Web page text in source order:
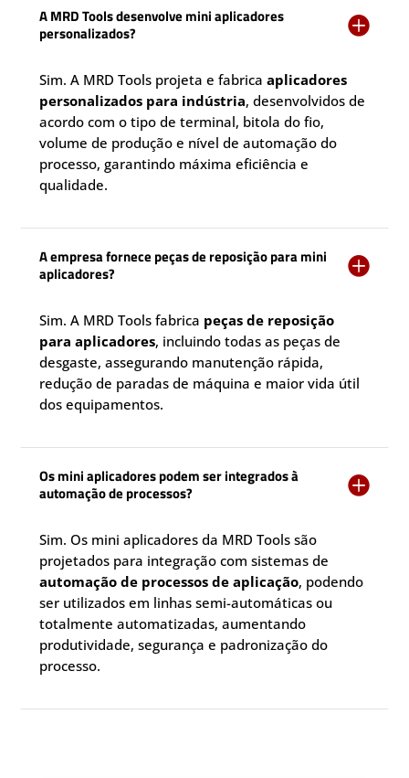
A MRD Tools desenvolve mini aplicadores
personalizados?

Sim. A MRD Tools projeta e fabricaaplicadores
personalizados para indústria, desenvolvidos de
acordo com o tipo de terminal, bitola do fio,
volume de produção e nível de automação do
processo, garantindo máxima eficiência e
qualidade.
A empresa fornece peças de reposição para mini
aplicadores?

Sim. A MRD Tools fabrica peças de reposição
para aplicadores, incluindo todas as peças de
desgaste, assegurando manutenção rápida,
redução de paradas de máquina e maior vida útil
dos equipamentos.
Os mini aplicadores podem ser integrados à
automação de processos?

Sim. Os mini aplicadores da MRD Tools são
projetados para integração com sistemas de
automação de processos de aplicação, podendo
ser utilizados em linhas semi-automáticas ou
totalmente automatizadas, aumentando
produtividade, segurança e padronização do
processo.